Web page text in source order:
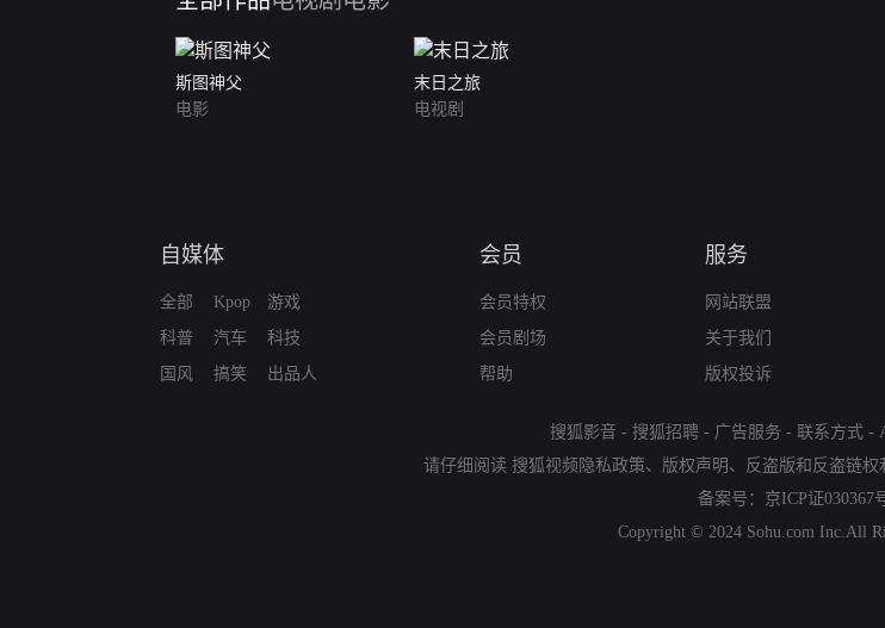
斯图神父
电影
末日之旅
电视剧
自媒体
全部
科普
国风
Kpop
汽车
搞笑
游戏
科技
出品人
会员
会员特权
会员剧场
帮助
服务
网站联盟
关于我们
版权投诉
搜狐影音 - 搜狐招聘 - 广告服务 - 联系方式 -
请仔细阅读 搜狐视频隐私政策、 版权声明 、 反盗版和反盗链权
备案号： 京ICP证030367
Copyright © 2024 Sohu.com Inc.All